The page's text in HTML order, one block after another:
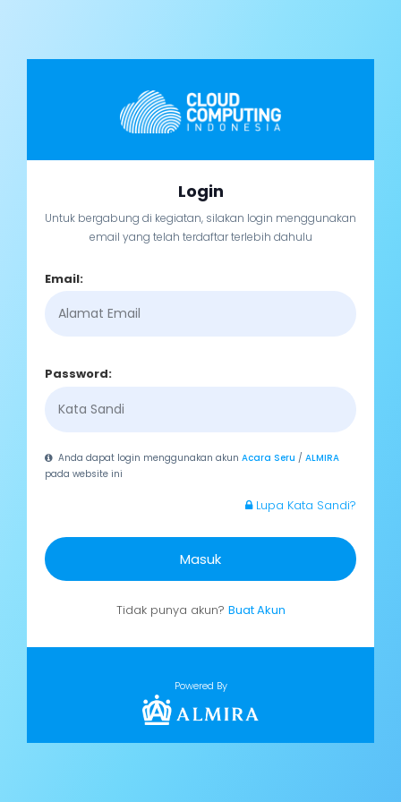
Login
Untuk bergabung di kegiatan, silakan login menggunakan
email yang telah terdaftar terlebih dahulu
Email:
Password:
Anda dapat login menggunakan akunAcara Seru /ALMIRA
pada website ini
Lupa Kata Sandi?
Masuk
Tidak punya akun? Buat Akun
Powered By